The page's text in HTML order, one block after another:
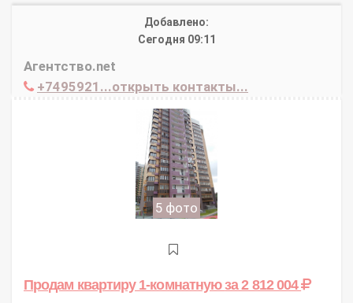
Добавлено:
Сегодня 09:11
Агентство.net
+7495921...открыть контакты...
5 фото
Продам квартиру 1-комнатнуюза 2 812 004